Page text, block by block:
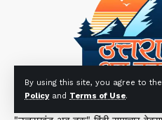
By using this site, you agree to the
Policyand Terms of Use.